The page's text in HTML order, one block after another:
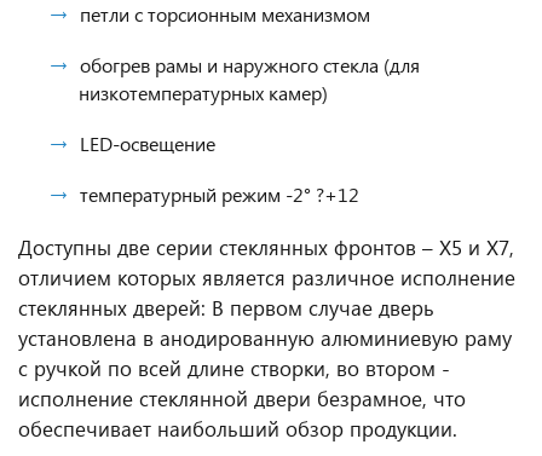
петли с торсионным механизмом
обогрев рамы и наружного стекла (для
низкотемпературных камер)
LED-освещение
температурный режим -2° ?+12
Доступны две серии стеклянных фронтов – Х5 и Х7,
отличием которых является различное исполнение
стеклянных дверей: В первом случае дверь
установлена в анодированную алюминиевую раму
с ручкой по всей длине створки, во втором -
исполнение стеклянной двери безрамное, что
обеспечивает наибольший обзор продукции.